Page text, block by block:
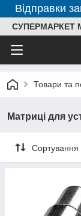
Відправки
СУПЕРМАРКЕТ
Товари та
Матриці для
Сортування